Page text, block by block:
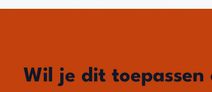
Wil je dit